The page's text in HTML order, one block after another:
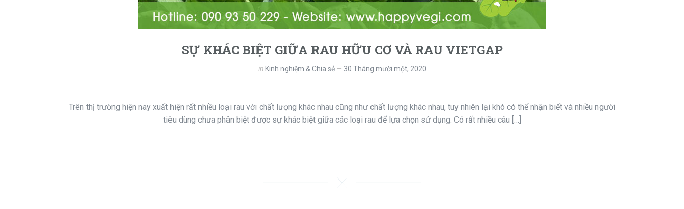
SỰ KHÁC BIỆT GIỮA RAU HỮU CƠ VÀ RAU VIETGAP
in Kinh nghiệm & Chia sẻ 30 Tháng mười một, 2020
Trên thị trường hiện nay xuất hiện rất nhiều loại rau với chất lượng khác nhau cũng như chất lượng khác nhau, tuy nhiên lại khó có thể nhận biết và nhiều người
tiêu dùng chưa phân biệt được sự khác biệt giữa các loại rau để lựa chọn sử dụng. Có rất nhiều câu […]